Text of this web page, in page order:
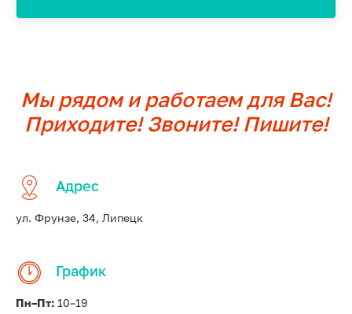
Мы рядом и работаем для Вас!
Приходите! Звоните! Пишите!
Адрес
ул. Фрунзе, 34, Липецк
График
Пн–Пт: 10–19